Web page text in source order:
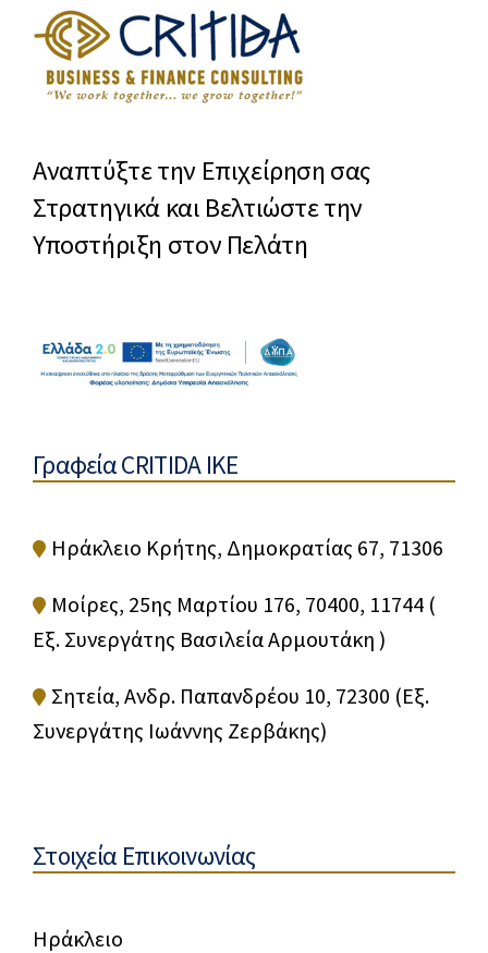
Αναπτύξτε την Επιχείρηση σας
Στρατηγικά και Βελτιώστε την
Υποστήριξη στον Πελάτη
Γραφεία CRITIDA IKE
Ηράκλειο Κρήτης, Δημοκρατίας 67, 71306
Μοίρες, 25ης Μαρτίου 176, 70400, 11744 (
Εξ. Συνεργάτης Βασιλεία Αρμουτάκη )
Σητεία, Ανδρ. Παπανδρέου 10, 72300 (Εξ.
Συνεργάτης Ιωάννης Ζερβάκης)
Στοιχεία Επικοινωνίας
Ηράκλειο